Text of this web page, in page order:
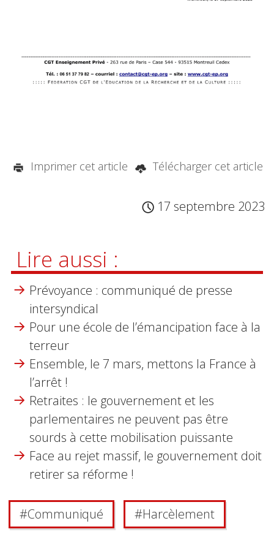
Imprimer cet article Télécharger cet article
17 septembre 2023
Lire aussi :
Prévoyance : communiqué de presse
intersyndical
Pour une école de l’émancipation face à la
terreur
Ensemble, le 7 mars, mettons la France à
l’arrêt !
Retraites : le gouvernement et les
parlementaires ne peuvent pas être
sourds à cette mobilisation puissante
Face au rejet massif, le gouvernement doit
retirer sa réforme !
#Communiqué #Harcèlement